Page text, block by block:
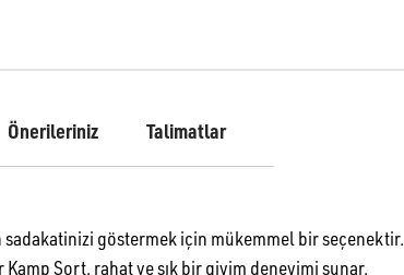
Önerileriniz Talimatlar
göstermek için mükemmel bir seçenektir.
Şort, rahat ve şık bir giyim deneyimi sunar.